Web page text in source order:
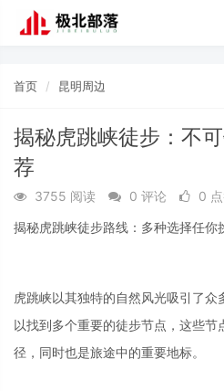
首页 昆明周边
揭秘虎跳峡徒步：不
荐
3755 阅读 0 评论
0
揭秘虎跳峡徒步路线：多种选择任你
虎跳峡以其独特的自然风光吸引了
以找到多个重要的徒步节点，这些节
径，同时也是旅途中的重要地标。